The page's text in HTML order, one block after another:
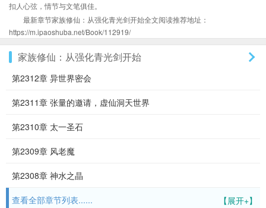
扣人心弦，情节与文笔俱佳。
最新章节家族修仙：从强化青光剑开始全文阅读推荐地址：
https://m.ipaoshuba.net/Book/112919/
家族修仙：从强化青光剑开始
第2312章 异世界密会
第2311章 张量的邀请，虚仙洞天世界
第2310章 太一圣石
第2309章 风老魔
第2308章 神水之晶
【展开+】
查看全部章节列表......